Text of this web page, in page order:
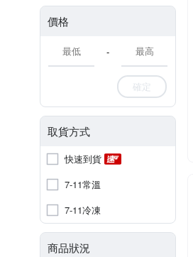
價格
-
確定
取貨方式
快速到貨
7-11常溫
7-11冷凍
商品狀況